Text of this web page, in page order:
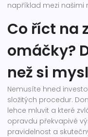
například mezi našimi
Co říct na
omáčky?
než si
Nemusíte hned
složitých procedur.
lehce mluvit a které
opravdu překvapivé
pravidelnost a